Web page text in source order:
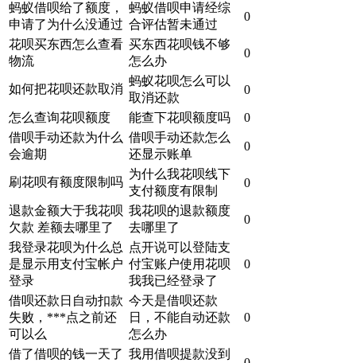
蚂蚁借呗给了额度，
申请了为什么没通过
蚂蚁借呗申请经综
合评估暂未通过
0
花呗买东西怎么查看
物流
买东西花呗钱不够
怎么办
0
如何把花呗还款取消
蚂蚁花呗怎么可以
取消还款
0
怎么查询花呗额度 能查下花呗额度吗
0
借呗手动还款为什么
会逾期
借呗手动还款怎么
还显示账单
0
刷花呗有额度限制吗
为什么我花呗线下
支付额度有限制
0
退款金额大于我花呗
欠款 差额去哪里了
我花呗的退款额度
去哪里了
0
我登录花呗为什么总
是显示用支付宝帐户
登录
点开说可以登陆支
付宝账户使用花呗
我我已经登录了
0
借呗还款日自动扣款
失败，***点之前还
可以么
今天是借呗还款
日，不能自动还款
怎么办
0
借了借呗的钱一天了 我用借呗提款没到